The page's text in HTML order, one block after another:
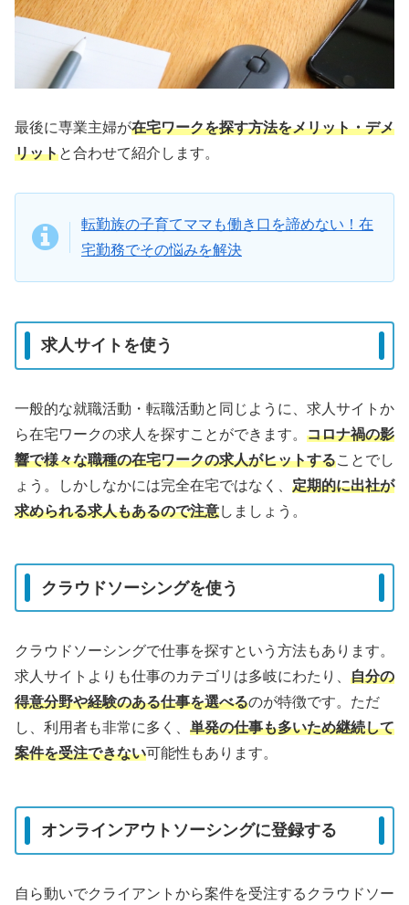
最後に専業主婦が在宅ワークを探す方法をメリット・デメ
リットと合わせて紹介します。
転勤族の子育てママも働き口を諦めない！在
宅勤務でその悩みを解決
求人サイトを使う
一般的な就職活動・転職活動と同じように、求人サイトか
ら在宅ワークの求人を探すことができます。 コロナ禍の影
響で様々な職種の在宅ワークの求人がヒットすることでし
ょう。しかしなかには完全在宅ではなく、 定期的に出社が
求められる求人もあるので注意しましょう。
クラウドソーシングを使う
クラウドソーシングで仕事を探すという方法もあります。
求人サイトよりも仕事のカテゴリは多岐にわたり、 自分の
得意分野や経験のある仕事を選べるのが特徴です。ただ
し、利用者も非常に多く、 単発の仕事も多いため継続して
案件を受注できない可能性もあります。
オンラインアウトソーシングに登録する
自ら動いでクライアントから案件を受注するクラウドソー